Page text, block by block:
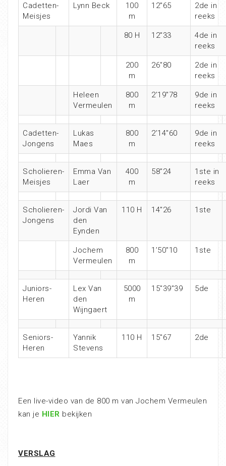
Cadetten-
Meisjes
Lynn Beck
100
m
12″65
2de in
reeks
80 H 12″33
4de in
reeks
200
m
26″80
2de in
reeks
Heleen
Vermeulen
800
m
2’19″78
9de in
reeks
Cadetten-
Jongens
Lukas
Maes
800
m
2’14″60
9de in
reeks
Scholieren-
Meisjes
Emma Van
Laer
400
m
58″24
1ste in
reeks
Scholieren-
Jongens
Jordi Van
den
Eynden
110 H 14″26 1ste
Jochem
Vermeulen
800
m
1’50″10 1ste
Juniors-
Heren
Lex Van
den
Wijngaert
5000
m
15″39″39 5de
Seniors-
Heren
Yannik
Stevens
110 H 15″67 2de
Een live-video van de 800 m van Jochem Vermeulen
kan je HIER bekijken
VERSLAG